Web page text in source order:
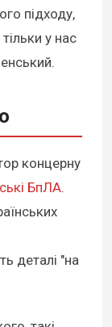
підходу,
у нас
концерну
БпЛА.
деталі "на